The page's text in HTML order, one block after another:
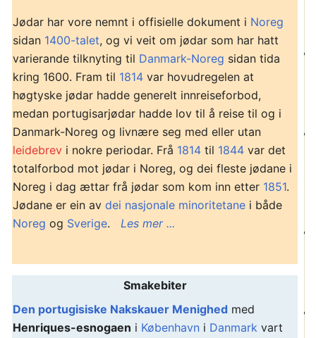
Jødar har vore nemnt i offisielle dokument i Noreg
sidan 1400-talet, og vi veit om jødar som har hatt
varierande tilknyting til Danmark-Noreg sidan tida
kring 1600. Fram til 1814 var hovudregelen at
høgtyske jødar hadde generelt innreiseforbod,
medan portugisarjødar hadde lov til å reise til og i
Danmark-Noreg og livnære seg med eller utan
leidebrev i nokre periodar. Frå 1814 til 1844 var det
totalforbod mot jødar i Noreg, og dei fleste jødane i
Noreg i dag ættar frå jødar som kom inn etter 1851.
Jødane er ein av dei nasjonale minoritetane i både
Noreg og Sverige. Les mer ...
Smakebiter
Den portugisiske Nakskauer Menighed med
Henriques-esnogaen i København i Danmark vart